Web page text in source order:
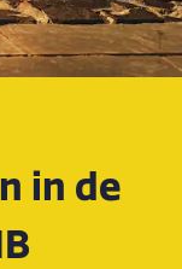
in de